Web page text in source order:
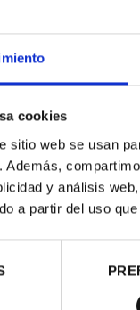
cookies
sitio web se usan
Además,
y análisis
a partir del uso
encontrados
PATRIMONIO